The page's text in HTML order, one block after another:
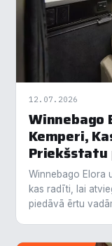
12.07.2026
Winnebago
Kemperi,
Priekšstatu
Winnebago Elora
kas radīti, lai
piedāvā ērtu